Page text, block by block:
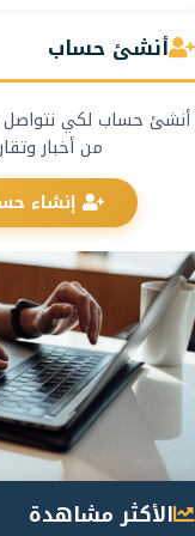
أنشئ حساب
أنشئ حساب لكي
من أخبار
إنشاء
الأكثر مشاهدة